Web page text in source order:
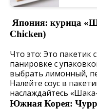
Япония: курица
Chicken)
Что это: Это пакетик
панировке с
выбрать лимонный,
Налейте соус в
наслаждайтесь
Южная Корея: